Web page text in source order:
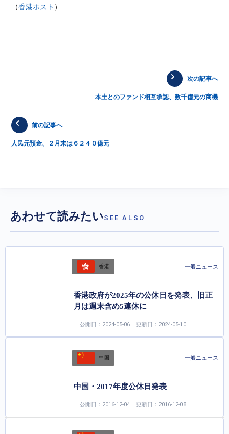
（香港ポスト ）
次の記事へ
本土とのファンド相互承認、数千億元の商機
前の記事へ
人民元預金、２月末は６２４０億元
あわせて読みたいSEE ALSO
香港 一般ニュース
香港政府が2025年の公休日を発表、旧正
月は週末含め5連休に
公開日：2024-05-06 更新日：2024-05-10
中国 一般ニュース
中国・2017年度公休日発表
公開日：2016-12-04 更新日：2016-12-08